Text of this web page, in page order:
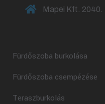
Mapei Kft. 2040.
Fürdőszoba burkolása
Fürdőszoba csempézése
Teraszburkolás